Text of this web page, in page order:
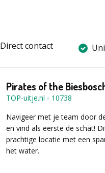
Direct contact
Pirates of the
TOP-uitje.nl - 10738
Navigeer met je team door
en vind als eerste de schat!
prachtige locatie met een
het water.